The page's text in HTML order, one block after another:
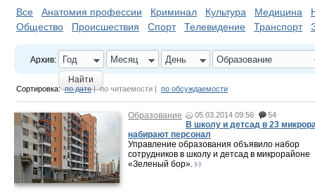
Все Анатомия профессии Криминал Культура Медицина
Общество
Происшествия Спорт Телевидение Транспорт
Архив: Год Месяц День Образование
Найти
Сортировка: по дате|по читаемости | по обсуждаемости
Образование 05.03.2014 09:56 54
В школу и детсад в 23
набирают персонал
Управление образования объявило набор
сотрудников в школу и детсад в микрорайоне
«Зеленый бор».